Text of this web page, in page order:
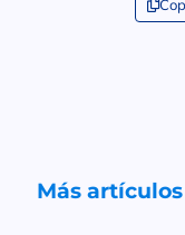
Más artículos